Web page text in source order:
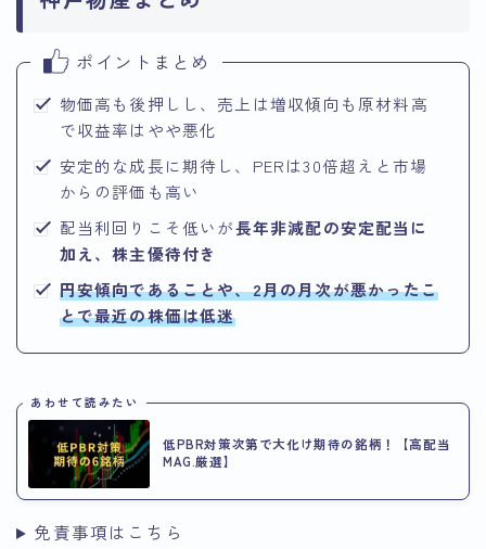
ポイントまとめ
物価高も後押しし、売上は増収傾向も原材料高
で収益率はやや悪化
安定的な成長に期待し、PERは30倍超えと市場
からの評価も高い
配当利回りこそ低いが長年非減配の安定配当に
加え、株主優待付き
円安傾向であることや、2月の月次が悪かったこ
とで最近の株価は低迷
あわせて読みたい
低PBR対策次第で大化け期待の銘柄！【高配当
MAG.厳選】
免責事項はこちら